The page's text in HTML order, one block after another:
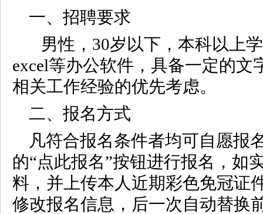
一、招聘要求
男性，30岁以下，本科以上
excel等办公软件，具备一定的
相关工作经验的优先考虑。
二、报名方式
凡符合报名条件者均可自愿报
的“点此报名”按钮进行报名，如
料，并上传本人近期彩色免冠证
修改报名信息，后一次自动替换